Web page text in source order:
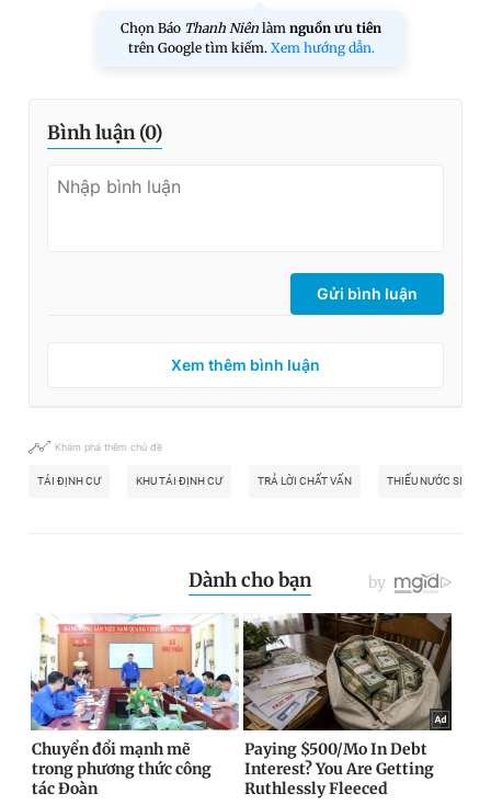
Chọn Báo Thanh Niên làm nguồn ưu tiên
trên Google tìm kiếm. Xem hướng dẫn.
Bình luận (0)
Gửi bình luận
Xem thêm bình luận
Khám phá thêm chủ đề
TÁI ĐỊNH CƯ KHU TÁI ĐỊNH CƯ TRẢ LỜI CHẤT VẤN THIẾU NƯỚC SINH